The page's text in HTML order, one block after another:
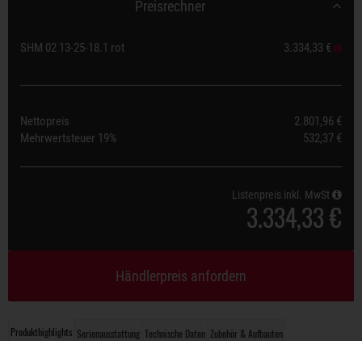
Produkthighlights Serienausstattung Technische Daten Zubehör & Aufbauten
Preisrechner
SHM 02 13-25-18.1 rot 3.334,33 €
Nettopreis
2.801,96 €
Mehrwertsteuer 19% 532,37 €
Listenpreis inkl. MwSt
3.334,33 €
Händlerpreis anfordern